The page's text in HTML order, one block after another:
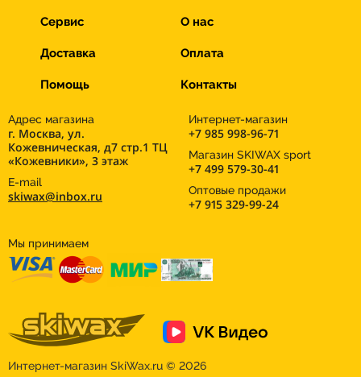
Сервис О нас
Доставка Оплата
Помощь Контакты
Интернет-магазин SkiWax.ru © 2026
Адрес магазина
г. Москва, ул.
Кожевническая, д7 стр.1 ТЦ
«Кожевники», 3 этаж
E-mail
skiwax@inbox.ru
Интернет-магазин
+7 985 998-96-71
Магазин SKIWAX sport
+7 499 579-30-41
Оптовые продажи
+7 915 329-99-24
Мы принимаем